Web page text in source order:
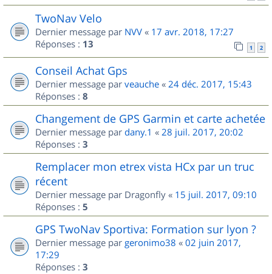
TwoNav Velo
Dernier message par NVV « 17 avr. 2018, 17:27
Réponses : 13 1 2
Conseil Achat Gps
Dernier message par veauche « 24 déc. 2017, 15:43
Réponses : 8
Changement de GPS Garmin et carte achetée
Dernier message par dany.1 « 28 juil. 2017, 20:02
Réponses : 3
Remplacer mon etrex vista HCx par un truc
récent
Dernier message par Dragonfly « 15 juil. 2017, 09:10
Réponses : 5
GPS TwoNav Sportiva: Formation sur lyon ?
Dernier message par geronimo38 « 02 juin 2017,
17:29
Réponses : 3